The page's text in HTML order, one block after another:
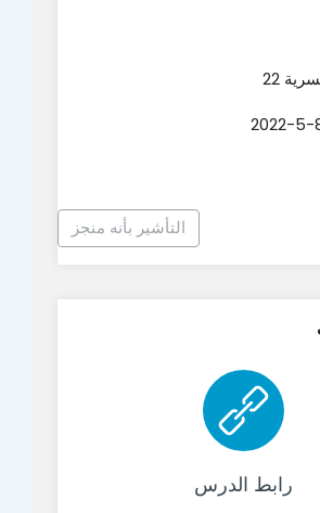
22
التأشير بأنه منجز
رابط الدرس
رابط الكتروني